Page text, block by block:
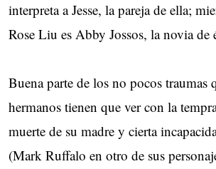
interpreta a Jesse, la pareja de ella;
Rose Liu es Abby Jossos, la novia de
Buena parte de los no pocos traumas
hermanos tienen que ver con la
muerte de su madre y cierta
(Mark Ruffalo en otro de sus